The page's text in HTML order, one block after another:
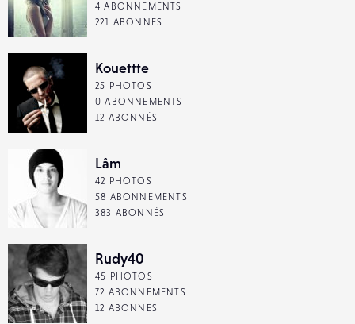
4 ABONNEMENTS
221 ABONNÉS
Kouettte
25 PHOTOS
0 ABONNEMENTS
12 ABONNÉS
Lâm
42 PHOTOS
58 ABONNEMENTS
383 ABONNÉS
Rudy40
45 PHOTOS
72 ABONNEMENTS
12 ABONNÉS